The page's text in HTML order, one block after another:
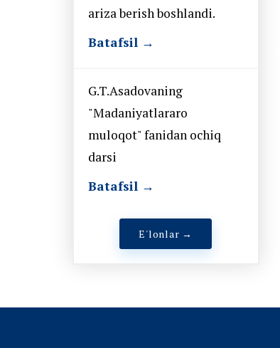
ariza berish boshlandi.
Batafsil →
G.T.Asadovaning
"Madaniyatlararo
muloqot" fanidan ochiq
darsi
Batafsil →
E'lonlar →